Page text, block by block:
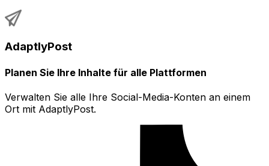
AdaptlyPost
Planen Sie Ihre Inhalte für alle Plattformen
Verwalten Sie alle Ihre Social-Media-Konten an einem
Ort mit AdaptlyPost.